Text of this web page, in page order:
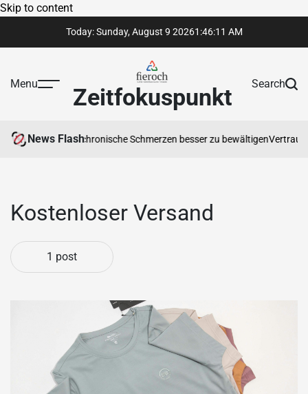
Skip to content
Today: Sunday, August 9 20261 :46:11 AM
Menu Zeitfokuspunkt Search
News Flash
Ihnen hilft, chronische Schmerzen besser zu bewältigen
Kostenloser Versand
1 post